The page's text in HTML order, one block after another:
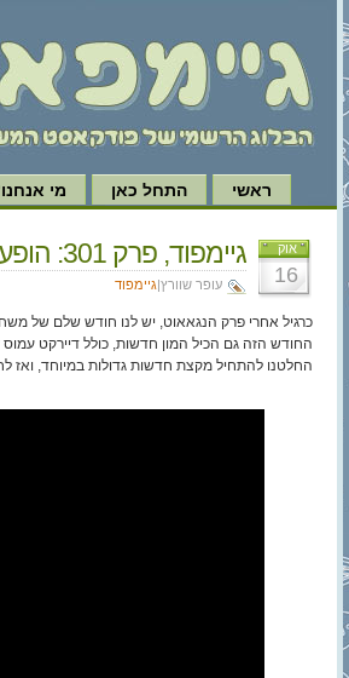
ראשי התחל כאן מי
אוק
16
גיימפוד, פרק 301: הופעה בקונסרבטוריון בכיתה ו'
עופר שוורץ|גיימפוד
כרגיל אחרי פרק הנגאאוט, יש לנו חודש שלם של
החלטנו להתחיל מקצת חדשות גדולות במיוחד, ואז